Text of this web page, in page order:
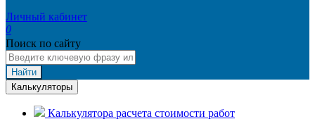
Личный кабинет
0
Поиск по сайту
Найти
Калькуляторы
Калькулятора расчета стоимости работ